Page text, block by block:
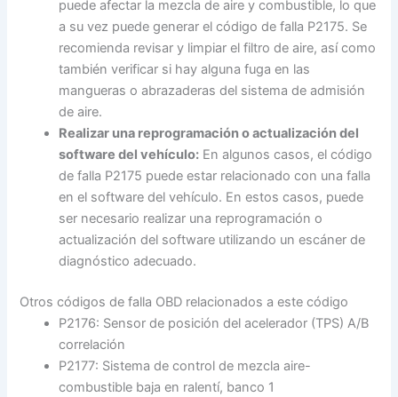
puede afectar la mezcla de aire y combustible, lo que
a su vez puede generar el código de falla P2175. Se
recomienda revisar y limpiar el filtro de aire, así como
también verificar si hay alguna fuga en las
mangueras o abrazaderas del sistema de admisión
de aire.
Realizar una reprogramación o actualización del
software del vehículo: En algunos casos, el código
de falla P2175 puede estar relacionado con una falla
en el software del vehículo. En estos casos, puede
ser necesario realizar una reprogramación o
actualización del software utilizando un escáner de
diagnóstico adecuado.
Otros códigos de falla OBD relacionados a este código
P2176: Sensor de posición del acelerador (TPS) A/B
correlación
P2177: Sistema de control de mezcla aire-
combustible baja en ralentí, banco 1